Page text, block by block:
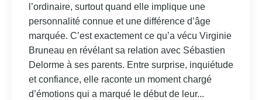
l’ordinaire, surtout quand elle implique une
personnalité connue et une différence d’âge
marquée. C’est exactement ce qu’a vécu Virginie
Bruneau en révélant sa relation avec Sébastien
Delorme à ses parents. Entre surprise, inquiétude
et confiance, elle raconte un moment chargé
d’émotions qui a marqué le début de leur...